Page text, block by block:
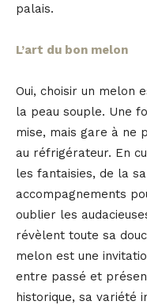
palais.
L’art du bon melon
Oui, choisir un melon
la peau souple. Une
mise, mais gare à ne
au réfrigérateur. En
les fantaisies, de la
accompagnements
oublier les
révèlent toute sa
melon est une
entre passé et
historique, sa variété